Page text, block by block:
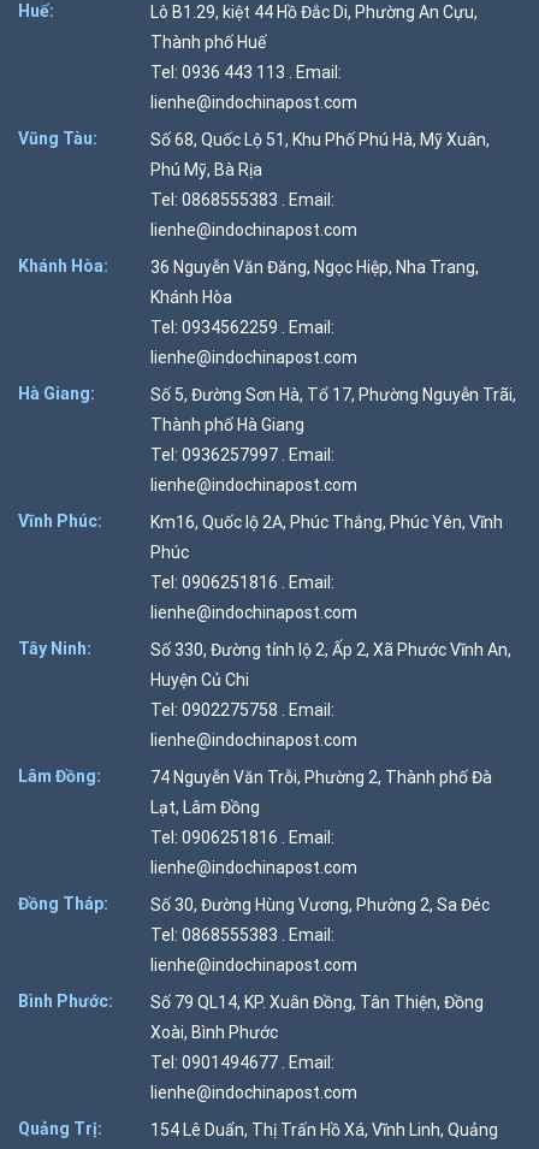
Huế:
Lô B1.29, kiệt 44 Hồ Đắc Di, Phường An Cựu,
Thành phố Huế
Tel: 0936 443 113 . Email:
lienhe@indochinapost.com
Vũng Tàu:
Số 68, Quốc Lộ 51, Khu Phố Phú Hà, Mỹ Xuân,
Phú Mỹ, Bà Rịa
Tel: 0868555383 . Email:
lienhe@indochinapost.com
Khánh Hòa:
36 Nguyễn Văn Đăng, Ngọc Hiệp, Nha Trang,
Khánh Hòa
Tel: 0934562259 . Email:
lienhe@indochinapost.com
Hà Giang:
Số 5, Đường Sơn Hà, Tổ 17, Phường Nguyễn Trãi,
Thành phố Hà Giang
Tel: 0936257997 . Email:
lienhe@indochinapost.com
Vĩnh Phúc:
Km16, Quốc lộ 2A, Phúc Thắng, Phúc Yên, Vĩnh
Phúc
Tel: 0906251816 . Email:
lienhe@indochinapost.com
Tây Ninh:
Số 330, Đường tỉnh lộ 2, Ấp 2, Xã Phước Vĩnh An,
Huyện Củ Chi
Tel: 0902275758 . Email:
lienhe@indochinapost.com
Lâm Đồng:
74 Nguyễn Văn Trỗi, Phường 2, Thành phố Đà
Lạt, Lâm Đồng
Tel: 0906251816 . Email:
lienhe@indochinapost.com
Đồng Tháp:
Số 30, Đường Hùng Vương, Phường 2, Sa Đéc
Tel: 0868555383 . Email:
lienhe@indochinapost.com
Bình Phước:
Số 79 QL14, KP. Xuân Đồng, Tân Thiện, Đồng
Xoài, Bình Phước
Tel: 0901494677 . Email:
lienhe@indochinapost.com
Quảng Trị:
154 Lê Duẩn, Thị Trấn Hồ Xá, Vĩnh Linh, Quảng